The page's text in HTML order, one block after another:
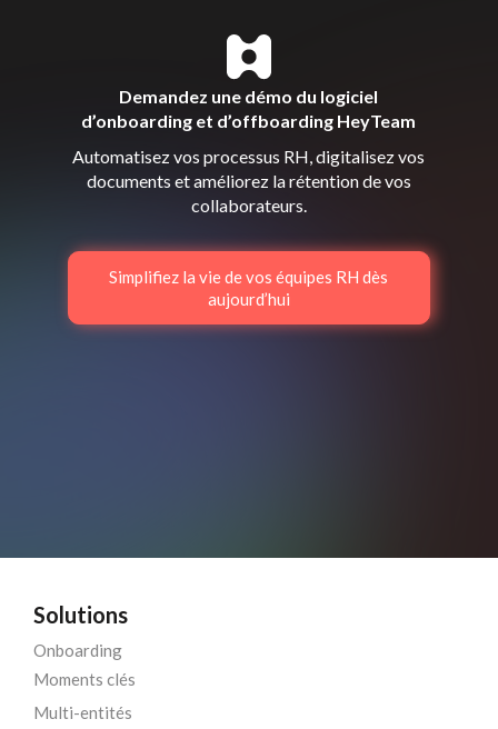
Demandez une démo du logiciel
d’onboarding et d’offboarding HeyTeam
Automatisez vos processus RH, digitalisez vos
documents et améliorez la rétention de vos
collaborateurs.
Simplifiez la vie de vos équipes RH dès
aujourd’hui
Solutions
Onboarding
Moments clés
Multi-entités